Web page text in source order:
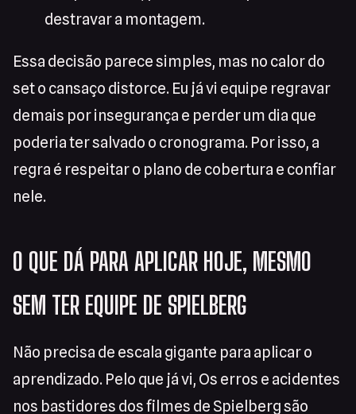
destravar a montagem.
Essa decisão parece simples, mas no calor do
set o cansaço distorce. Eu já vi equipe regravar
demais por insegurança e perder um dia que
poderia ter salvado o cronograma. Por isso, a
regra é respeitar o plano de cobertura e confiar
nele.
O QUE DÁ PARA APLICAR HOJE, MESMO
SEM TER EQUIPE DE SPIELBERG
Não precisa de escala gigante para aplicar o
aprendizado. Pelo que já vi, Os erros e acidentes
nos bastidores dos filmes de Spielberg são